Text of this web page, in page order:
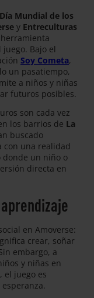
Día Mundial de los
y Entreculturas
Bajo el
Soy Cometa,
un pasatiempo,
a niños y niñas
futuros posibles.
son cada vez
los barrios de La
buscado
con una realidad
donde un niño o
directa en
en Amoverse:
crear, soñar
embargo, a
y niñas en
el juego es